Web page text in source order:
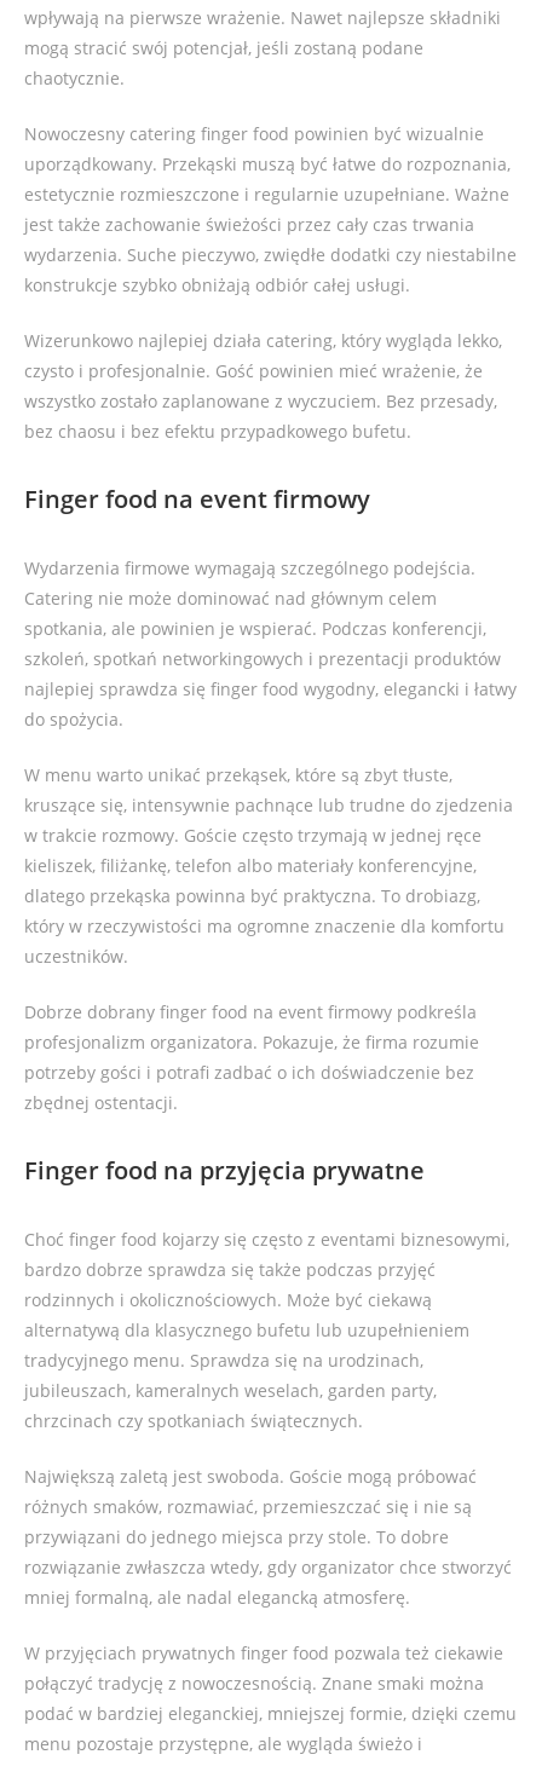
wpływają na pierwsze wrażenie. Nawet najlepsze składniki
mogą stracić swój potencjał, jeśli zostaną podane
chaotycznie.
Nowoczesny catering finger food powinien być wizualnie
uporządkowany. Przekąski muszą być łatwe do rozpoznania,
estetycznie rozmieszczone i regularnie uzupełniane. Ważne
jest także zachowanie świeżości przez cały czas trwania
wydarzenia. Suche pieczywo, zwiędłe dodatki czy niestabilne
konstrukcje szybko obniżają odbiór całej usługi.
Wizerunkowo najlepiej działa catering, który wygląda lekko,
czysto i profesjonalnie. Gość powinien mieć wrażenie, że
wszystko zostało zaplanowane z wyczuciem. Bez przesady,
bez chaosu i bez efektu przypadkowego bufetu.
Finger food na event firmowy
Wydarzenia firmowe wymagają szczególnego podejścia.
Catering nie może dominować nad głównym celem
spotkania, ale powinien je wspierać. Podczas konferencji,
szkoleń, spotkań networkingowych i prezentacji produktów
najlepiej sprawdza się finger food wygodny, elegancki i łatwy
do spożycia.
W menu warto unikać przekąsek, które są zbyt tłuste,
kruszące się, intensywnie pachnące lub trudne do zjedzenia
w trakcie rozmowy. Goście często trzymają w jednej ręce
kieliszek, filiżankę, telefon albo materiały konferencyjne,
dlatego przekąska powinna być praktyczna. To drobiazg,
który w rzeczywistości ma ogromne znaczenie dla komfortu
uczestników.
Dobrze dobrany finger food na event firmowy podkreśla
profesjonalizm organizatora. Pokazuje, że firma rozumie
potrzeby gości i potrafi zadbać o ich doświadczenie bez
zbędnej ostentacji.
Finger food na przyjęcia prywatne
Choć finger food kojarzy się często z eventami biznesowymi,
bardzo dobrze sprawdza się także podczas przyjęć
rodzinnych i okolicznościowych. Może być ciekawą
alternatywą dla klasycznego bufetu lub uzupełnieniem
tradycyjnego menu. Sprawdza się na urodzinach,
jubileuszach, kameralnych weselach, garden party,
chrzcinach czy spotkaniach świątecznych.
Największą zaletą jest swoboda. Goście mogą próbować
różnych smaków, rozmawiać, przemieszczać się i nie są
przywiązani do jednego miejsca przy stole. To dobre
rozwiązanie zwłaszcza wtedy, gdy organizator chce stworzyć
mniej formalną, ale nadal elegancką atmosferę.
W przyjęciach prywatnych finger food pozwala też ciekawie
połączyć tradycję z nowoczesnością. Znane smaki można
podać w bardziej eleganckiej, mniejszej formie, dzięki czemu
menu pozostaje przystępne, ale wygląda świeżo i